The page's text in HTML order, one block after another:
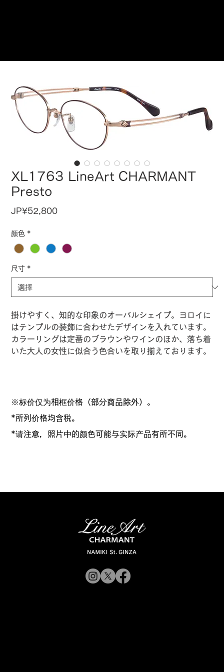
XL1763 LineArt CHARMANT
Presto
JP¥52,800價
颜色 *
尺寸 *
掛けやすく、知的な印象のオーバルシェイプ。ヨロイに
はテンプルの装飾に合わせたデザインを入れています。
カラーリングは定番のブラウンやワインのほか、落ち着
いた大人の女性に似合う色合いを取り揃えております。
※标价仅为相框价格（部分商品除外）。
*所列价格均含税。
*请注意，照片中的颜色可能与实际产品有所不同。